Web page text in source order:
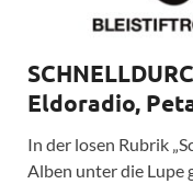
Eldoradio,
In der losen Rubrik
Alben unter die Lupe